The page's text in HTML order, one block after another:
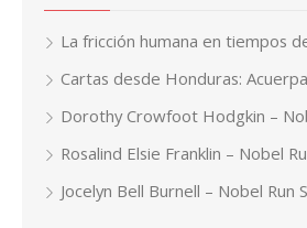
La fricción humana en tiempos
Cartas desde Honduras:
Dorothy Crowfoot Hodgkin –
Rosalind Elsie Franklin – Nobel
Jocelyn Bell Burnell – Nobel Run